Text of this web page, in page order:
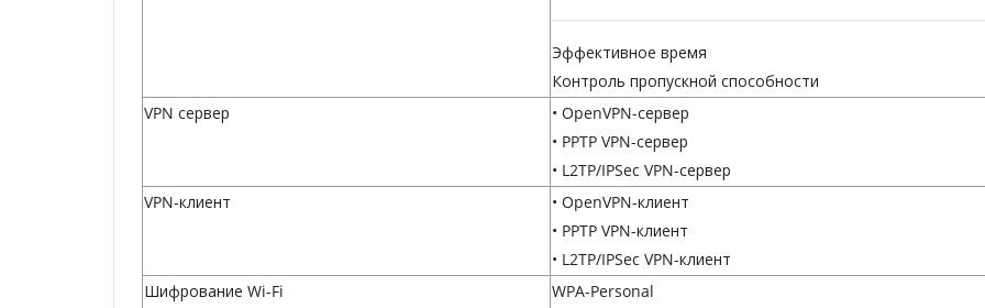
Эффективное время
Контроль пропускной способности
VPN сервер
• OpenVPN-сервер
• PPTP VPN-сервер
• L2TP/IPSec VPN-сервер
VPN-клиент
• OpenVPN-клиент
• PPTP VPN-клиент
• L2TP/IPSec VPN-клиент
Шифрование Wi-Fi
WPA-Personal